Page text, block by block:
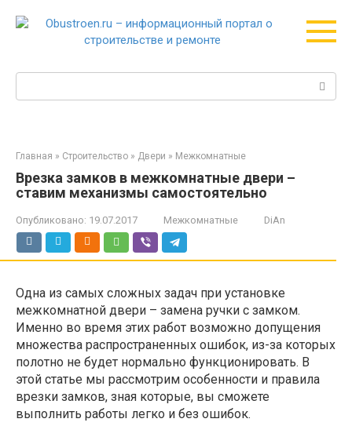
Поиск:
Главная » Строительство » Двери » Межкомнатные
Врезка замков в межкомнатные двери –
ставим механизмы самостоятельно
Опубликовано: 19.07.2017 Межкомнатные DiAn
Одна из самых сложных задач при установке
межкомнатной двери – замена ручки с замком.
Именно во время этих работ возможно допущения
множества распространенных ошибок, из-за которых
полотно не будет нормально функционировать. В
этой статье мы рассмотрим особенности и правила
врезки замков, зная которые, вы сможете
выполнить работы легко и без ошибок.